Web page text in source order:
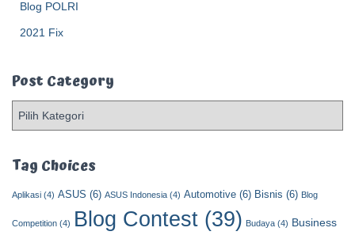
Post Category
t
a
e
Tag Choices
Aplikasi (4) ASUS (6) ASUS Indonesia (4) Automotive (6) Bisnis (6) Blog
Competition (4) Blog Contest (39) Budaya (4) Business